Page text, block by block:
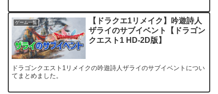
ゲーム一覧
【ドラクエ1リメイク】吟遊詩人
ザライのサブイベント【ドラゴン
クエスト1 HD-2D版】
ドラゴンクエスト1リメイクの吟遊詩人ザライのサブイベントについ
てまとめました。